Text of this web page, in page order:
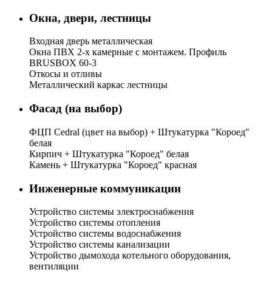
Окна, двери, лестницы
Входная дверь металлическая
Окна ПВХ 2-х камерные с монтажем. Профиль
BRUSBOX 60-3
Откосы и отливы
Металлический каркас лестницы
Фасад (на выбор)
ФЦП Cedral (цвет на выбор) + Штукатурка "Короед"
белая
Кирпич + Штукатурка "Короед" белая
Камень + Штукатурка "Короед" красная
Инженерные коммуникации
Устройство системы электроснабжения
Устройство системы отопления
Устройство системы водоснабжения
Устройство системы канализации
Устройство дымохода котельного оборудования,
вентиляции